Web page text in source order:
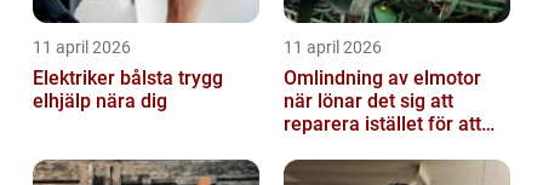
11 april 2026
Elektriker bålsta trygg
elhjälp nära dig
11 april 2026
Omlindning av elmotor
när lönar det sig att
reparera istället för att